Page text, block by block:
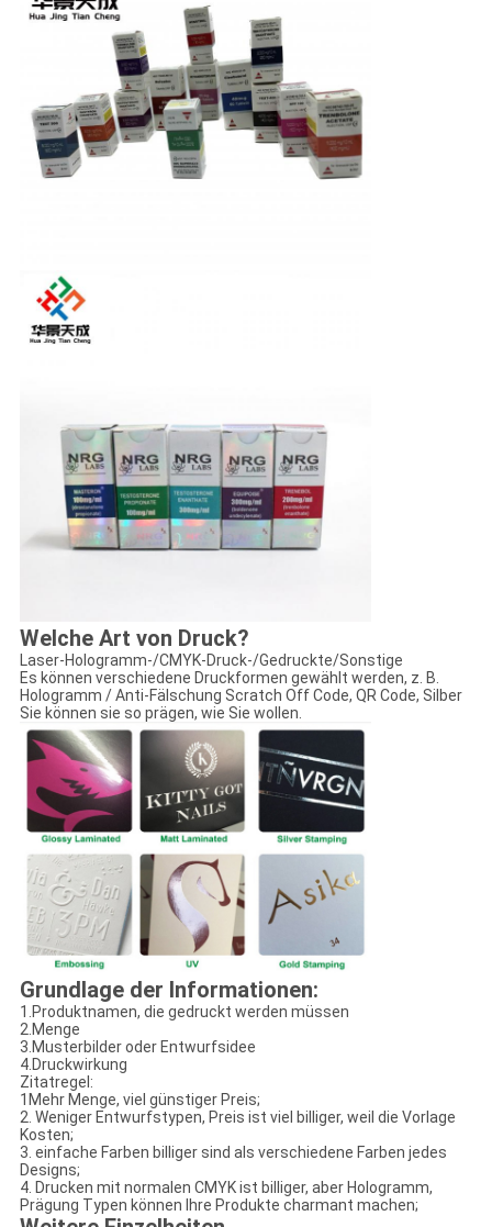
Welche Art von Druck?
Laser-Hologramm-/CMYK-Druck-/Gedruckte/Sonstige
Es können verschiedene Druckformen gewählt werden, z. B.
Hologramm / Anti-Fälschung Scratch Off Code, QR Code, Silber
Sie können sie so prägen, wie Sie wollen.
Grundlage der Informationen:
1.Produktnamen, die gedruckt werden müssen
2.Menge
3.Musterbilder oder Entwurfsidee
4.Druckwirkung
Zitatregel:
1Mehr Menge, viel günstiger Preis;
2. Weniger Entwurfstypen, Preis ist viel billiger, weil die Vorlage
Kosten;
3. einfache Farben billiger sind als verschiedene Farben jedes
Designs;
4. Drucken mit normalen CMYK ist billiger, aber Hologramm,
Prägung Typen können Ihre Produkte charmant machen;